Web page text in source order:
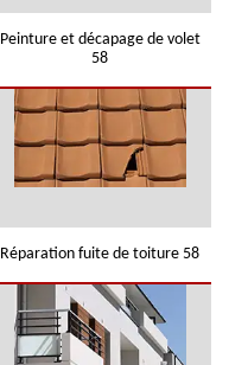
Peinture et décapage de volet
58
Réparation fuite de toiture 58